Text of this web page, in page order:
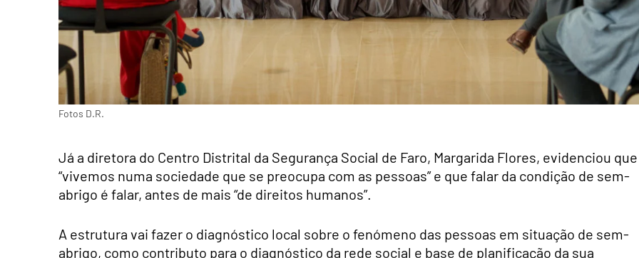
Fotos D.R.
Já a diretora do Centro Distrital da Segurança Social de Faro, Margarida Flores, evidenciou que
“vivemos numa sociedade que se preocupa com as pessoas” e que falar da condição de sem-
abrigo é falar, antes de mais “de direitos humanos”.
A estrutura vai fazer o diagnóstico local sobre o fenómeno das pessoas em situação de sem-
abrigo, como contributo para o diagnóstico da rede social e base de planificação da sua